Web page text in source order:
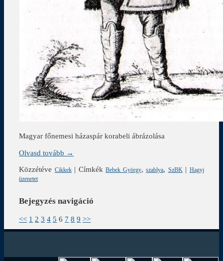
Magyar főnemesi házaspár korabeli ábrázolása
Olvasd tovább →
Közzétéve Cikkek| Címkék Bebek György,szablya, SzBK | Hagyj
üzenetet
Bejegyzés navigáció
<< 1 2 3 4 5 6 7 8 9 >>